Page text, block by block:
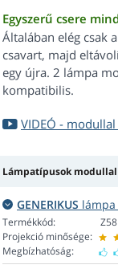
Egyszerű csere
Általában elég csak
csavart, majd
egy újra. 2 lámpa
kompatibilis.
VIDEÓ -
Lámpatípusok modullal
GENERIKUS
Termékkód:
Projekció minősége:
Megbízhatóság: